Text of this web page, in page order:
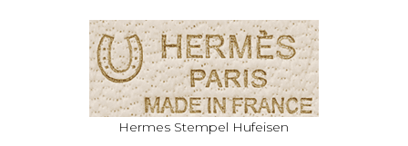
Hermes Stempel Hufeisen